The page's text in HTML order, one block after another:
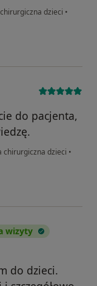
dzieci •
do pacjenta,
chirurgiczna dzieci •
wizyty
do dzieci.